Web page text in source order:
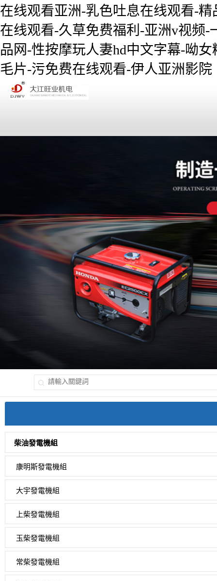
在线观看亚洲-乳色吐息在线观看-
在线观看-久草免费福利-亚洲v视频
品网-性按摩玩人妻hd中文字幕-呦
毛片-污免费在线观看-伊人亚洲影院
柴油發電機組
康明斯發電機組
大宇發電機組
上柴發電機組
玉柴發電機組
常柴發電機組